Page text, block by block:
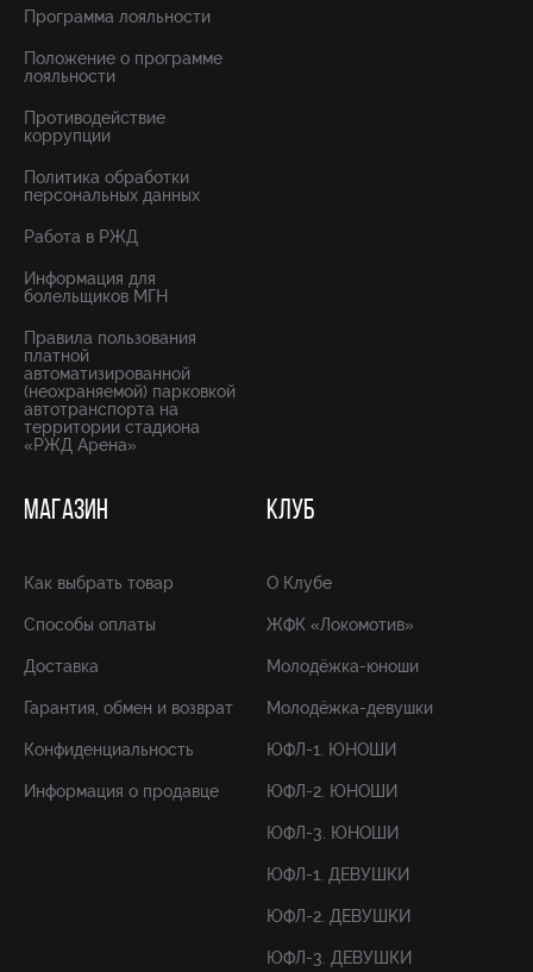
Программа лояльности
Положение о программе
лояльности
Противодействие
коррупции
Политика обработки
персональных данных
Работа в РЖД
Информация для
болельщиков МГН
Правила пользования
платной
автоматизированной
(неохраняемой) парковкой
автотранспорта на
территории стадиона
«РЖД Арена»
МАГАЗИН
Как выбрать товар
Способы оплаты
Доставка
Гарантия, обмен и возврат
Конфиденциальность
Информация о продавце
КЛУБ
О Клубе
ЖФК «Локомотив»
Молодёжка-юноши
Молодёжка-девушки
ЮФЛ-1. ЮНОШИ
ЮФЛ-2. ЮНОШИ
ЮФЛ-3. ЮНОШИ
ЮФЛ-1. ДЕВУШКИ
ЮФЛ-2. ДЕВУШКИ
ЮФЛ-3. ДЕВУШКИ